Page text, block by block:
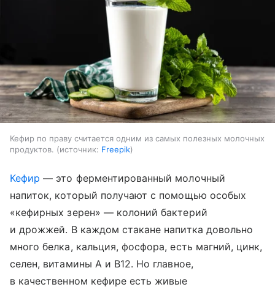
Кефир по праву считается одним из самых полезных молочных
продуктов.
источник: Freepik
Кефир — это ферментированный молочный
напиток, который получают с помощью особых
«кефирных зерен» — колоний бактерий
и дрожжей. В каждом стакане напитка довольно
много белка, кальция, фосфора, есть магний, цинк,
селен, витамины A и B12. Но главное,
в качественном кефире есть живые